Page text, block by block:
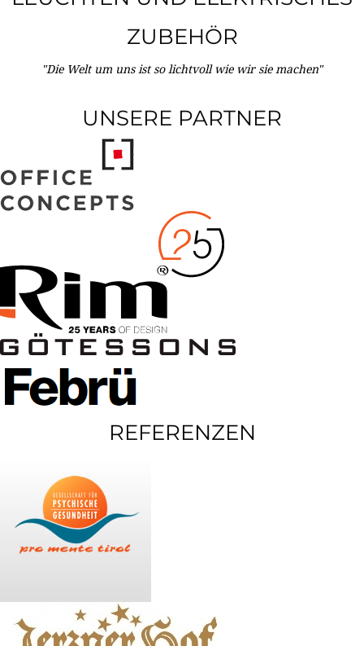
ZUBEHÖR
"Die Welt um uns ist so lichtvoll wie wir sie machen"
UNSERE PARTNER
REFERENZEN